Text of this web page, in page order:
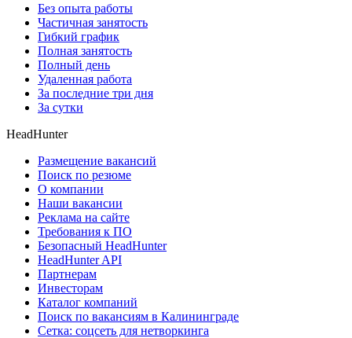
Без опыта работы
Частичная занятость
Гибкий график
Полная занятость
Полный день
Удаленная работа
За последние три дня
За сутки
HeadHunter
Размещение вакансий
Поиск по резюме
О компании
Наши вакансии
Реклама на сайте
Требования к ПО
Безопасный HeadHunter
HeadHunter API
Партнерам
Инвесторам
Каталог компаний
Поиск по вакансиям в Калининграде
Сетка: соцсеть для нетворкинга